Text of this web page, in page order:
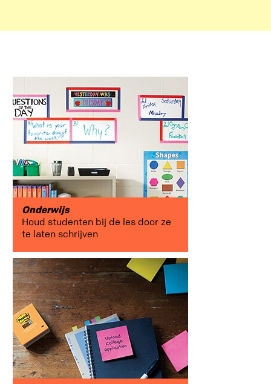
in de
kijker
connecties
productiviteit
creativiteit
samenwerking
onderwijs
Onderwijs
Houd studenten bij de les door ze
te laten schrijven